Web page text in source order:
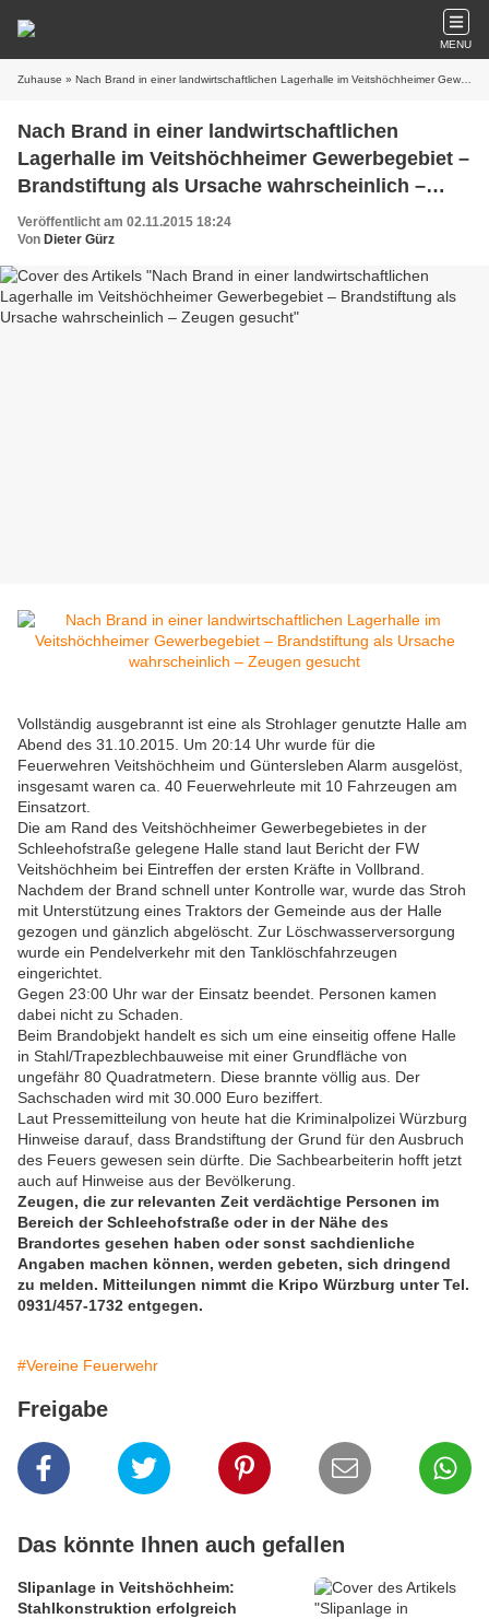
MENU
Zuhause » Nach Brand in einer landwirtschaftlichen Lagerhalle im Veitshöchheimer Gewerbegebiet – Brandstiftung als Ursache wahrscheinlich – Zeugen gesucht
Nach Brand in einer landwirtschaftlichen
Lagerhalle im Veitshöchheimer Gewerbegebiet –
Brandstiftung als Ursache wahrscheinlich –
Zeugen gesucht
Veröffentlicht am 02.11.2015 18:24
Von Dieter Gürz
Vollständig ausgebrannt ist eine als Strohlager genutzte Halle am
Abend des 31.10.2015. Um 20:14 Uhr wurde für die
Feuerwehren Veitshöchheim und Güntersleben Alarm ausgelöst,
insgesamt waren ca. 40 Feuerwehrleute mit 10 Fahrzeugen am
Einsatzort.
Die am Rand des Veitshöchheimer Gewerbegebietes in der
Schleehofstraße gelegene Halle stand laut Bericht der FW
Veitshöchheim bei Eintreffen der ersten Kräfte in Vollbrand.
Nachdem der Brand schnell unter Kontrolle war, wurde das Stroh
mit Unterstützung eines Traktors der Gemeinde aus der Halle
gezogen und gänzlich abgelöscht. Zur Löschwasserversorgung
wurde ein Pendelverkehr mit den Tanklöschfahrzeugen
eingerichtet.
Gegen 23:00 Uhr war der Einsatz beendet. Personen kamen
dabei nicht zu Schaden.
Beim Brandobjekt handelt es sich um eine einseitig offene Halle
in Stahl/Trapezblechbauweise mit einer Grundfläche von
ungefähr 80 Quadratmetern. Diese brannte völlig aus. Der
Sachschaden wird mit 30.000 Euro beziffert.
Laut Pressemitteilung von heute hat die Kriminalpolizei Würzburg
Hinweise darauf, dass Brandstiftung der Grund für den Ausbruch
des Feuers gewesen sein dürfte. Die Sachbearbeiterin hofft jetzt
auch auf Hinweise aus der Bevölkerung.
Zeugen, die zur relevanten Zeit verdächtige Personen im
Bereich der Schleehofstraße oder in der Nähe des
Brandortes gesehen haben oder sonst sachdienliche
Angaben machen können, werden gebeten, sich dringend
zu melden. Mitteilungen nimmt die Kripo Würzburg unter Tel.
0931/457-1732 entgegen.
#Vereine Feuerwehr
Freigabe
Das könnte Ihnen auch gefallen
Slipanlage in Veitshöchheim:
Stahlkonstruktion erfolgreich